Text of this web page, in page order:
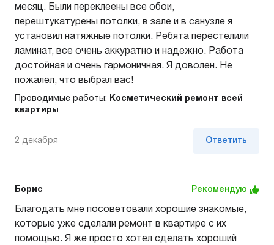
месяц. Были переклеены все обои,
перештукатурены потолки, в зале и в санузле я
установил натяжные потолки. Ребята перестелили
ламинат, все очень аккуратно и надежно. Работа
достойная и очень гармоничная. Я доволен. Не
пожалел, что выбрал вас!
Проводимые работы:
Косметический ремонт всей
квартиры
2 декабря Ответить
Борис Рекомендую
Благодать мне посоветовали хорошие знакомые,
которые уже сделали ремонт в квартире с их
помощью. Я же просто хотел сделать хороший